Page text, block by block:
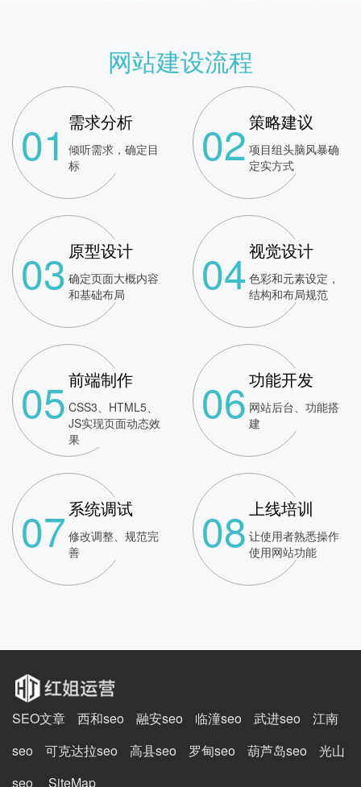
网站建设流程
01 需求分析
倾听需求，确定目
标
02 策略建议
项目组头脑风暴确
定实方式
03 原型设计
确定页面大概内容
和基础布局
04视觉设计
色彩和元素设定，
结构和布局规范
05前端制作
CSS3、HTML5、
JS实现页面动态效
果
06功能开发
网站后台、功能搭
建
07 系统调试
修改调整、规范完
善
08上线培训
让使用者熟悉操作
使用网站功能
SEO文章 西和seo 融安seo 临潼seo 武进seo
江南
seo
可克达拉seo 高县seo 罗甸seo 葫芦岛seo
光山
seo
SiteMap